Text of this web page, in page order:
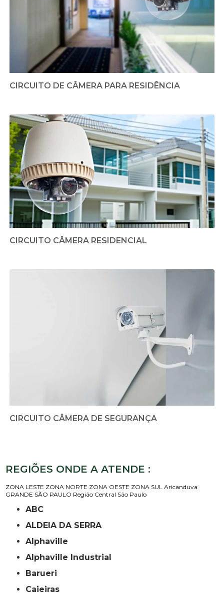
CIRCUITO DE CÂMERA PARA RESIDÊNCIA
CIRCUITO CÂMERA RESIDENCIAL
CIRCUITO CÂMERA DE SEGURANÇA
REGIÕES ONDE A ATENDE :
ZONA LESTE ZONA NORTE ZONA OESTE ZONA SUL Aricanduva
GRANDE SÃO PAULO Região Central São Paulo
ABC
ALDEIA DA SERRA
Alphaville
Alphaville Industrial
Barueri
Caieiras